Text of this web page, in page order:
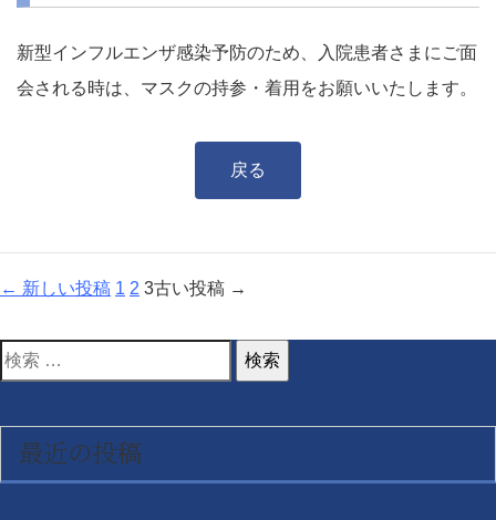
新型インフルエンザ感染予防のため、入院患者さまにご面
会される時は、マスクの持参・着用をお願いいたします。
戻る
投
の
ペ
ジ
送
り
← 新しい投稿 1 2 3古い投稿 →
検
対
象:最近の投稿